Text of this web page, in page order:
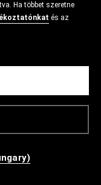
Ha többet szeretne
és az